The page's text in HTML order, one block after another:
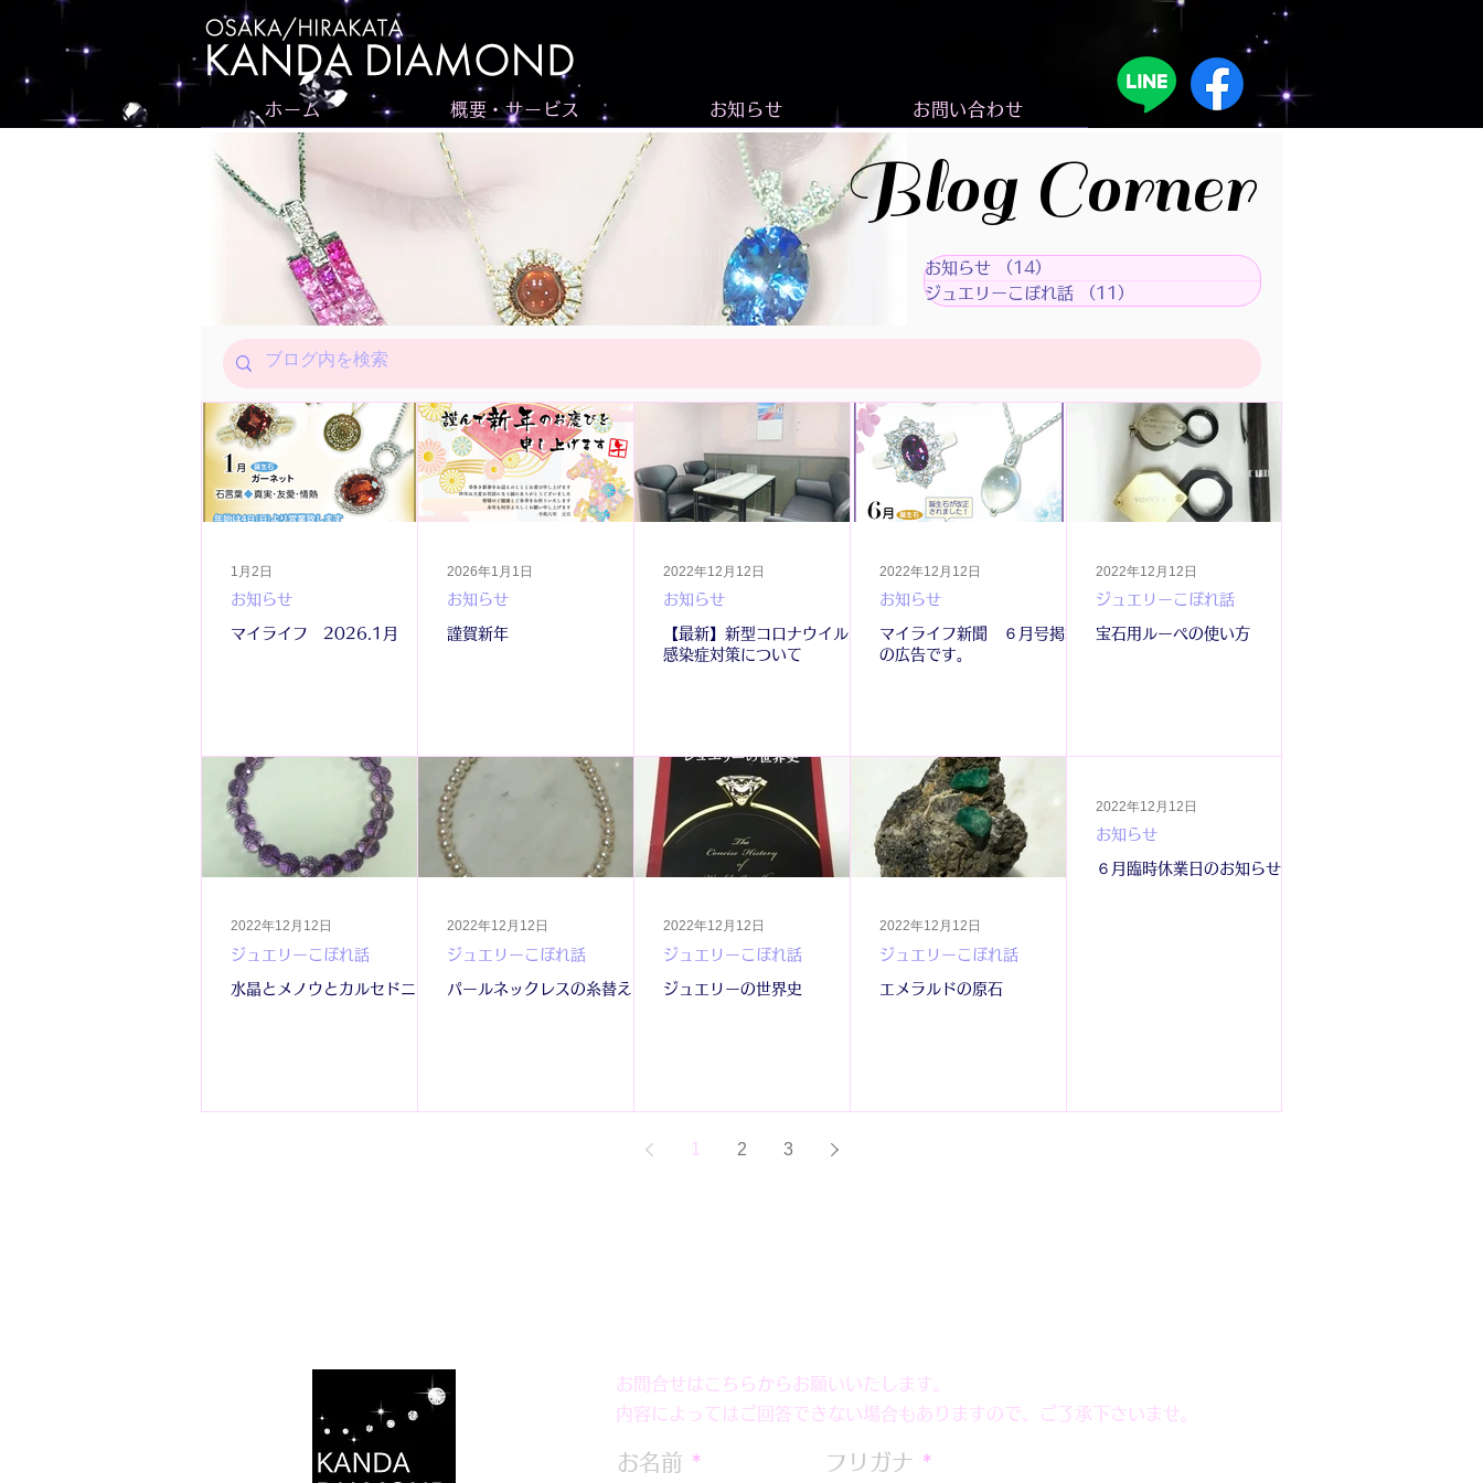
ホーム 概要・サービス お知らせ お問い合わせ
Blog Corner
お知らせ （14）
ジュエリーこぼれ話
（11）
マイライフ 2026.1月
お知らせ
1月2日
謹賀新年
お知らせ
2026年1月1日
【最新】新型コロナウイルス
感染症対策について
お知らせ
2022年12月12日
マイライフ新聞 ６月号掲載
の広告です。
お知らせ
2022年12月12日
宝石用ルーペの使い方
ジュエリーこぼれ話
2022年12月12日
水晶とメノウとカルセドニー
ジュエリーこぼれ話
2022年12月12日
パールネックレスの糸替え
ジュエリーこぼれ話
2022年12月12日
ジュエリーの世界史
ジュエリーこぼれ話
2022年12月12日
エメラルドの原石
ジュエリーこぼれ話
2022年12月12日
６月臨時休業日のお知らせ
お知らせ
2022年12月12日
1 2 3
お問合せはこちらからお願いいたします。
内容によってはご回答できない場合もありますので、ご了承下さいませ。
お名前 フリガナ